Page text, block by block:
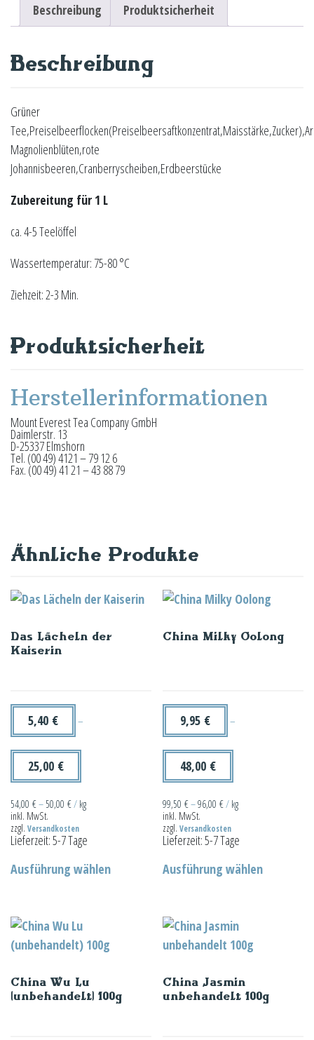
Beschreibung Produktsicherheit
Beschreibung
Grüner
Magnolienblüten,rote
Johannisbeeren,Cranberryscheiben,Erdbeerstücke
Zubereitung für 1 L
ca. 4-5 Teelöffel
Wassertemperatur: 75-80 °C
Ziehzeit: 2-3 Min.
Produktsicherheit
Herstellerinformationen
Mount Everest Tea Company GmbH
Daimlerstr. 13
D-25337 Elmshorn
Tel. (00 49) 4121 – 79 12 6
Fax. (00 49) 41 21 – 43 88 79
Ähnliche Produkte
Das Lächeln der
Kaiserin
5,40 € –
25,00 €
54,00 €– 50,00 €/ kg
inkl. MwSt.
zzgl. Versandkosten
Lieferzeit:5-7 Tage
Ausführung wählenProdukt
Optionen
können
China Milky Oolong
9,95 € –
48,00 €
99,50€–96,00€/ kg
inkl. MwSt.
zzgl.Versandkosten
Lieferzeit:5-7 Tage
Ausführung wählenProdukt
können
China Wu Lu
(unbehandelt) 100g
China Jasmin
unbehandelt 100g